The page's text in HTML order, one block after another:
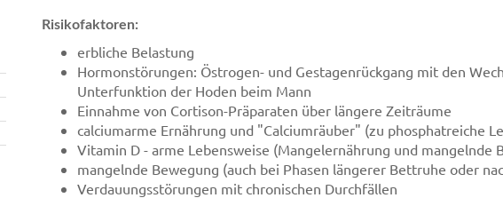
Risikofaktoren:
erbliche Belastung
Hormonstörungen: Östrogen- und Gestagenrückgang mit den
Unterfunktion der Hoden beim Mann
Einnahme von Cortison-Präparaten über längere Zeiträume
calciumarme Ernährung und "Calciumräuber" (zu phosphatreiche
Vitamin D - arme Lebensweise (Mangelernährung und mangelnde
mangelnde Bewegung (auch bei Phasen längerer Bettruhe oder
Verdauungsstörungen mit chronischen Durchfällen